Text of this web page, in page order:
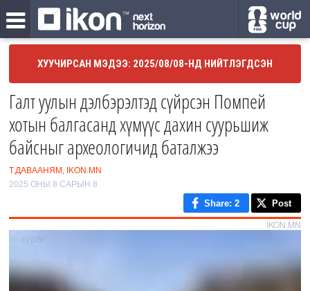
ХУУЧИРСАН МЭДЭЭ: 2025/08/08-НД НИЙТЛЭГДСЭН
Галт уулын дэлбэрэлтэд сүйрсэн Помпей
хотын балгасанд хүмүүс дахин суурьшиж
байсныг археологичид баталжээ
Т.ДАВААНЯМ, IKON.MN
2025 ОНЫ 8 САРЫН 8
Share: 2 Post
IKON.MN